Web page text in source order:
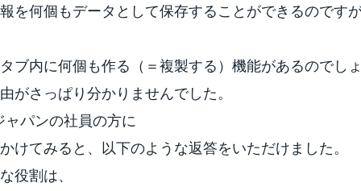
を何個もデータとして保存することができるのですが
ブ内に何個も作る（＝複製する）機能があるのでしょ
がさっぱり分かりませんでした。
パンの社員の方に
けてみると、以下のような返答をいただけました。
役割は、